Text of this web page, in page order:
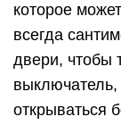
которое
всегда
двери, чтобы
открываться